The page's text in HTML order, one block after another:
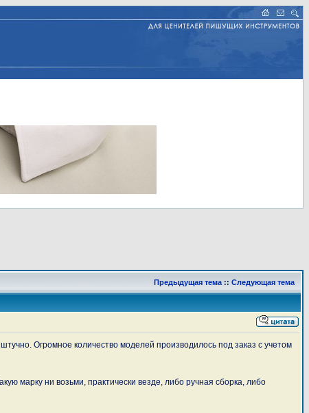
Предыдущая тема :: Следующая тема
Огромное количество моделей производилось под заказ с учетом
марку ни возьми, практически везде, либо ручная сборка, либо